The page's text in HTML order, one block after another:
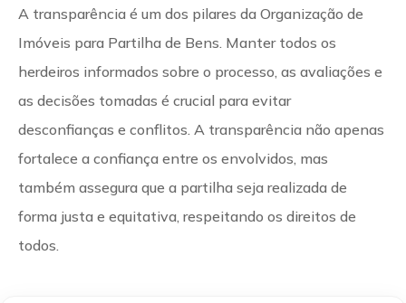
A transparência é um dos pilares da Organização de
Imóveis para Partilha de Bens. Manter todos os
herdeiros informados sobre o processo, as avaliações e
as decisões tomadas é crucial para evitar
desconfianças e conflitos. A transparência não apenas
fortalece a confiança entre os envolvidos, mas
também assegura que a partilha seja realizada de
forma justa e equitativa, respeitando os direitos de
todos.